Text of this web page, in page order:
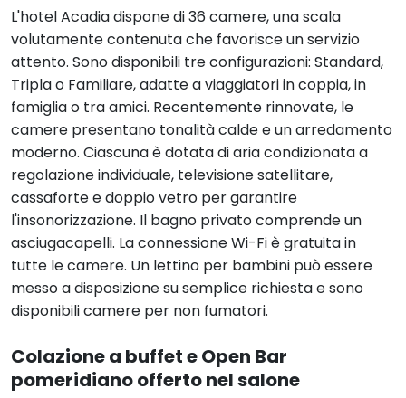
L'hotel Acadia dispone di 36 camere, una scala
volutamente contenuta che favorisce un servizio
attento. Sono disponibili tre configurazioni: Standard,
Tripla o Familiare, adatte a viaggiatori in coppia, in
famiglia o tra amici. Recentemente rinnovate, le
camere presentano tonalità calde e un arredamento
moderno. Ciascuna è dotata di aria condizionata a
regolazione individuale, televisione satellitare,
cassaforte e doppio vetro per garantire
l'insonorizzazione. Il bagno privato comprende un
asciugacapelli. La connessione Wi-Fi è gratuita in
tutte le camere. Un lettino per bambini può essere
messo a disposizione su semplice richiesta e sono
disponibili camere per non fumatori.
Colazione a buffet e Open Bar
pomeridiano offerto nel salone